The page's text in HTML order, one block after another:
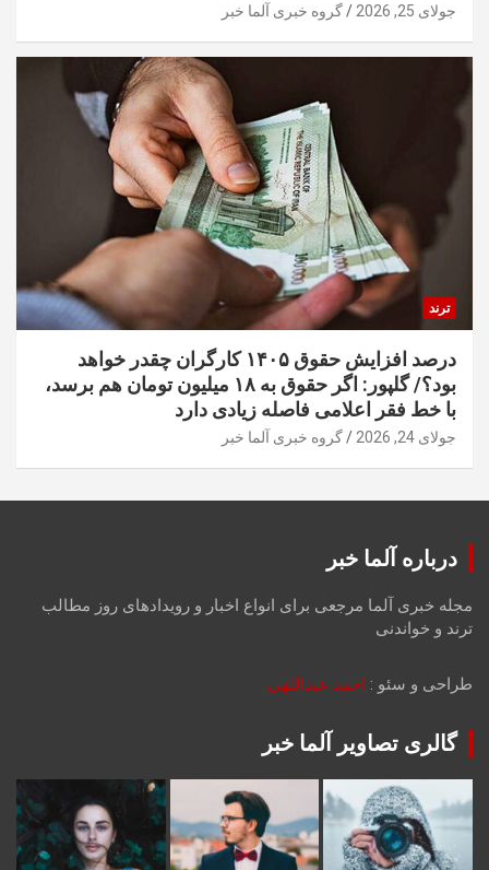
جولای 25, 2026 گروه خبری آلما خبر
ترند
درصد افزایش حقوق ۱۴۰۵ کارگران چقدر خواهد
بود؟/ گلپور: اگر حقوق به ۱۸ میلیون تومان هم برسد،
با خط فقر اعلامی فاصله زیادی دارد
جولای 24, 2026 گروه خبری آلما خبر
درباره آلما خبر
مجله خبری آلما مرجعی برای انواع اخبار و رویدادهای روز مطالب
ترند و خواندنی
طراحی و سئو : احمد عبداللهی
گالری تصاویر آلما خبر